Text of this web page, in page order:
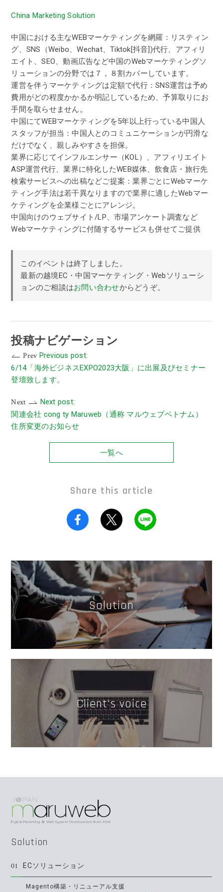
China Marketing Solution
中国における主なWEBマーケティングを網羅：リスティン
グ、SNS（Weibo、Wechat、Tiktok[抖音])代行、アフィリ
エイト、SEO、動画広告など中国のWebマーケティングソ
リューションの分野では７，８割カバーしています。
運営を伴うマーケティングは定額で代行：SNS運営は予め
費用がどの程度かかるか明記しているため、予算取りにお
手間を取らせません。
中国にてWEBマーケティングを5年以上行っている中国人
スタッフが担当：中国人とのコミュニケーションが円滑な
だけでなく、親しみやすさを担保。
業界に応じてインフルエンサー（KOL）、アフィリエイト
ASP運営代行、業界に特化したWEB媒体、飲食店・旅行先
検索サービスへの出稿などご提案：業界ごとにWebマーケ
ティング手法は若干異なりますので業界に適したWebマー
ケティングを企業様ごとにアレンジ。
中国向けのウェブサイト/LP、市場アンケート調査など
Webマーケティングに付随するサービスも併せてご提供
このイベントは終了しました。
最新の越境EC・中国マーケティング・Webソリューシ
ョンのご相談はお問い合わせからどうぞ。
投稿ナビゲーション
Prev Previous post:
6/14「海外ビジネスEXPO2023大阪」に出展及びセミナー
登壇致します。
Next
Next post:
関連会社 cong ty Maruweb（通称 マルウェブベトナム）
住所変更のお知らせ
一覧へ
Share this article
Solution
Client's voice
Solution
01 ECソリューション
Magento構築・リニューアル支援